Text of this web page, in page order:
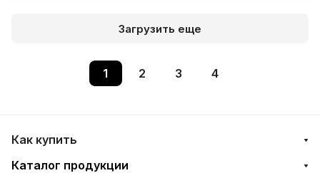
Загрузить еще
1 2 3 4
Как купить
Каталог продукции